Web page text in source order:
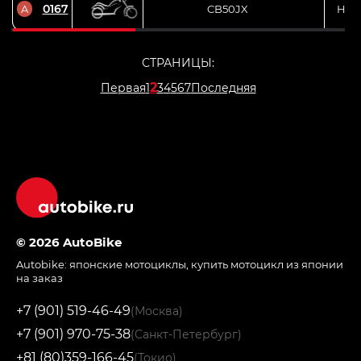
A 0167 CB50JX
СТРАНИЦЫ:
Первая1234567Последняя
© 2026 AutoBike
Autobike: японские мотоциклы, купить мотоцикл из японии
на заказ
+7 (901) 519-46-49(Москва)
+7 (901) 970-75-38(Санкт-Петербург)
+81 (80)359-166-45(Токио)